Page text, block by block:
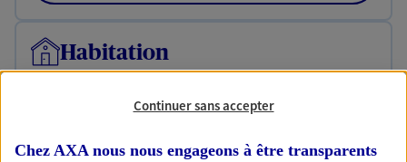
Habitation
Votre logement est unique, comme vous. Le
contrat Ma Maison assure votre sérénité en
protégeant ce qui vous tient à coeur.
Découvrir l'offre Habitation
Continuer sans accepter
Chez AXA nous nous engageons à être transparents